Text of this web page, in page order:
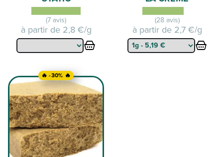
(7 avis)
à partir de 2,8 €/g
(28 avis)
à partir de 2,7 €/g
🔥 -30% 🔥